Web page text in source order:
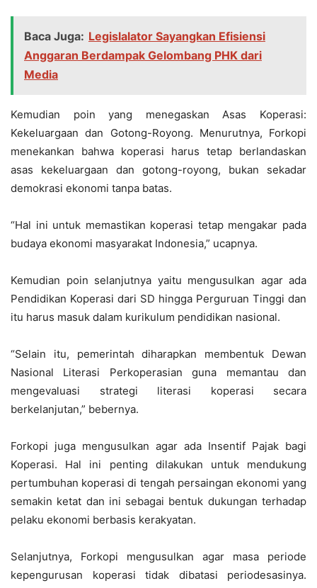
Baca Juga: Legislalator Sayangkan Efisiensi
Anggaran Berdampak Gelombang PHK dari
Media
Kemudian poin yang menegaskan Asas Koperasi:
Kekeluargaan dan Gotong-Royong. Menurutnya, Forkopi
menekankan bahwa koperasi harus tetap berlandaskan
asas kekeluargaan dan gotong-royong, bukan sekadar
demokrasi ekonomi tanpa batas.
“Hal ini untuk memastikan koperasi tetap mengakar pada
budaya ekonomi masyarakat Indonesia,” ucapnya.
Kemudian poin selanjutnya yaitu mengusulkan agar ada
Pendidikan Koperasi dari SD hingga Perguruan Tinggi dan
itu harus masuk dalam kurikulum pendidikan nasional.
“Selain itu, pemerintah diharapkan membentuk Dewan
Nasional Literasi Perkoperasian guna memantau dan
mengevaluasi strategi literasi koperasi secara
berkelanjutan,” bebernya.
Forkopi juga mengusulkan agar ada Insentif Pajak bagi
Koperasi. Hal ini penting dilakukan untuk mendukung
pertumbuhan koperasi di tengah persaingan ekonomi yang
semakin ketat dan ini sebagai bentuk dukungan terhadap
pelaku ekonomi berbasis kerakyatan.
Selanjutnya, Forkopi mengusulkan agar masa periode
kepengurusan koperasi tidak dibatasi periodesasinya.